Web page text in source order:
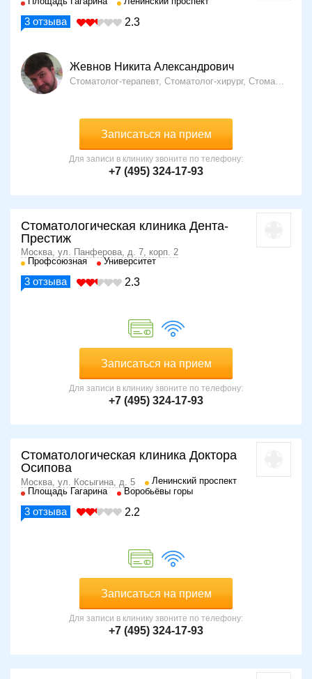
3 отзыва 2.3
Жевнов Никита Александрович
Стоматолог-терапевт, Стоматолог-хирург, Стоматолог-ортопед
Записаться на прием
Для записи в клинику звоните по телефону:
+7 (495) 324-17-93
Стоматологическая клиника Дента-
Престиж
Москва, ул. Панферова, д. 7, корп. 2
Профсоюзная
Университет
3 отзыва 2.3
Записаться на прием
Для записи в клинику звоните по телефону:
+7 (495) 324-17-93
Стоматологическая клиника Доктора
Осипова
Москва, ул. Косыгина, д. 5
Ленинский проспект
Площадь Гагарина
Воробьёвы горы
3 отзыва 2.2
Записаться на прием
Для записи в клинику звоните по телефону:
+7 (495) 324-17-93